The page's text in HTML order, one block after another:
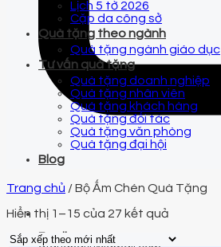
Email
Lịch 5 tờ 2026
Cặp da công sở
Quà tặng theo ngành
Quà tặng ngành giáo dục
Tư vấn quà tặng
Quà tặng doanh nghiệp
Quà tặng nhân viên
Quà tặng khách hàng
Quà tặng đối tác
Quà tặng văn phòng
Quà tặng đại hội
Blog
Trang chủ /Bộ Ấm Chén Quà Tặng
Hiển thị 1–15 của 27 kết quả